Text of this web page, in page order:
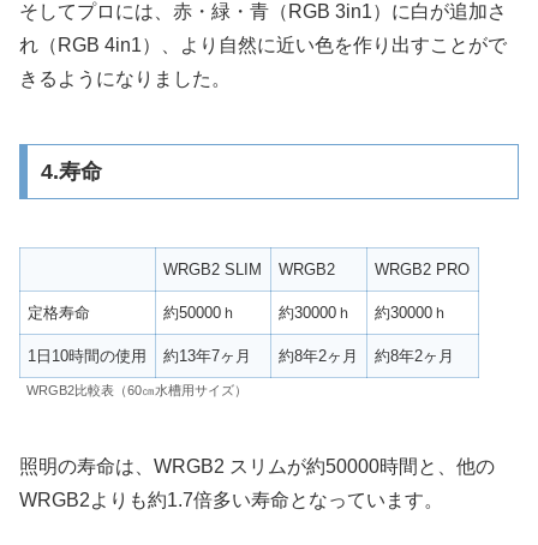
そしてプロには、赤・緑・青（RGB 3in1）に白が追加さ
れ（RGB 4in1）、より自然に近い色を作り出すことがで
きるようになりました。
4.寿命
WRGB2 SLIM WRGB2 WRGB2 PRO
定格寿命 約50000ｈ 約30000ｈ 約30000ｈ
1日10時間の使用 約13年7ヶ月 約8年2ヶ月 約8年2ヶ月
WRGB2比較表（60㎝水槽用サイズ）
照明の寿命は、WRGB2 スリムが約50000時間と、他の
WRGB2よりも約1.7倍多い寿命となっています。